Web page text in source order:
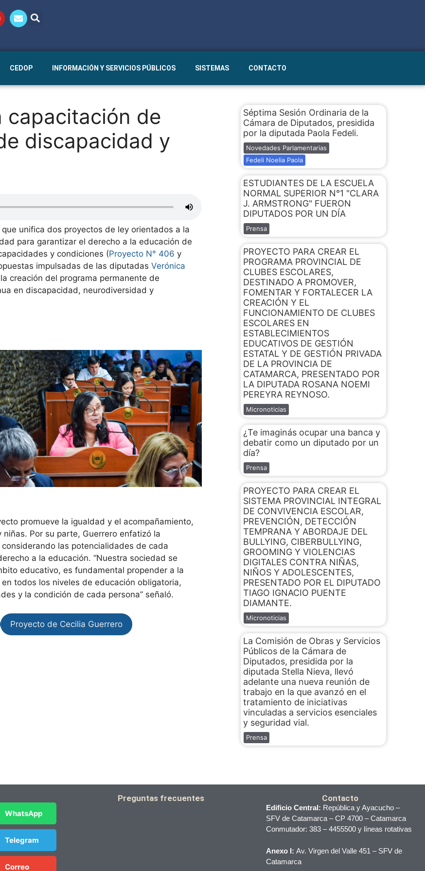
CEDOP INFORMACIÓN Y SERVICIOS PÚBLICOS SISTEMAS CONTACTO
capacitación de
discapacidad y
unifica dos proyectos de ley orientados a la
para garantizar el derecho a la educación de
y condiciones (Proyecto N° 406 y
impulsadas de las diputadas Verónica
creación del programa permanente de
en discapacidad, neurodiversidad y
promueve la igualdad y el acompañamiento,
Por su parte, Guerrero enfatizó la
las potencialidades de cada
a la educación. “Nuestra sociedad se
educativo, es fundamental propender a la
todos los niveles de educación obligatoria,
y la condición de cada persona” señaló.
Proyecto de Cecilia Guerrero
Séptima Sesión Ordinaria de la
Cámara de Diputados, presidida
por la diputada Paola Fedeli.
Novedades Parlamentarias
Fedeli Noelia Paola
ESTUDIANTES DE LA ESCUELA
NORMAL SUPERIOR N°1 "CLARA
J. ARMSTRONG" FUERON
DIPUTADOS POR UN DÍA
Prensa
PROYECTO PARA CREAR EL
PROGRAMA PROVINCIAL DE
CLUBES ESCOLARES,
DESTINADO A PROMOVER,
FOMENTAR Y FORTALECER LA
CREACIÓN Y EL
FUNCIONAMIENTO DE CLUBES
ESCOLARES EN
ESTABLECIMIENTOS
EDUCATIVOS DE GESTIÓN
ESTATAL Y DE GESTIÓN PRIVADA
DE LA PROVINCIA DE
CATAMARCA, PRESENTADO POR
LA DIPUTADA ROSANA NOEMI
PEREYRA REYNOSO.
Micronoticias
¿Te imaginás ocupar una banca y
debatir como un diputado por un
día?
Prensa
PROYECTO PARA CREAR EL
SISTEMA PROVINCIAL INTEGRAL
DE CONVIVENCIA ESCOLAR,
PREVENCIÓN, DETECCIÓN
TEMPRANA Y ABORDAJE DEL
BULLYING, CIBERBULLYING,
GROOMING Y VIOLENCIAS
DIGITALES CONTRA NIÑAS,
NIÑOS Y ADOLESCENTES,
PRESENTADO POR EL DIPUTADO
TIAGO IGNACIO PUENTE
DIAMANTE.
Micronoticias
La Comisión de Obras y Servicios
Públicos de la Cámara de
Diputados, presidida por la
diputada Stella Nieva, llevó
adelante una nueva reunión de
trabajo en la que avanzó en el
tratamiento de iniciativas
vinculadas a servicios esenciales
y seguridad vial.
Prensa
WhatsApp
Telegram
Correo
Preguntas frecuentes Contacto
Edificio Central: República y Ayacucho –
SFV de Catamarca – CP 4700 – Catamarca
Conmutador: 383 – 4455500 y líneas rotativas
Anexo I: Av. Virgen del Valle 451 – SFV de
Catamarca